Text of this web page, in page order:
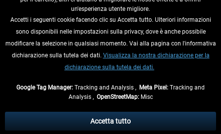
RECEDERE DAL CONTRATTO
INFORMAZIONI
eventualmente le spese di spedizione, se non diversamente descritto.
** Riguarda le spedizioni al di fuori della Germania, i tempi di consegna per le
un'esperienza utente migliore.
Accetti i seguenti cookie facendo clic su Accetta tutto. Ulteriori informazioni
sono disponibili nelle impostazioni sulla privacy, dove è anche possibile
modificare la selezione in qualsiasi momento. Vai alla pagina con l'informativa
dichiarazione sulla tutela dei dati. Visualizza la nostra dichiarazione per la
dichiarazione sulla tutela dei dati.
Google Tag Manager: Tracking and Analysis , Meta Pixel: Tracking and
Analysis , OpenStreetMap:Misc
Accetta tutto